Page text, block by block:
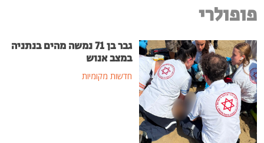
פופולרי
גבר בן 71 נמשה מהים בנתניה
במצב אנוש
חדשות מקומיות